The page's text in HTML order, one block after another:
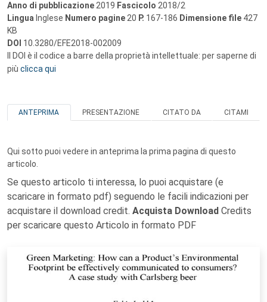
Anno di pubblicazione 2019 Fascicolo 2018/2
Lingua Inglese Numero pagine 20 P. 167-186 Dimensione file 427
KB
DOI 10.3280/EFE2018-002009
Il DOI è il codice a barre della proprietà intellettuale: per saperne di
più clicca qui
ANTEPRIMA PRESENTAZIONE CITATO DA CITAMI
Qui sotto puoi vedere in anteprima la prima pagina di questo
articolo.
Se questo articolo ti interessa, lo puoi acquistare (e
scaricare in formato pdf) seguendo le facili indicazioni per
acquistare il download credit. Acquista Download Credits
per scaricare questo Articolo in formato PDF